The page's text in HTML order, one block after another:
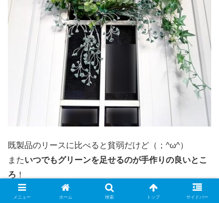
既製品のリースに比べると貧弱だけど（；^ω^）
またいつでもグリーンを足せるのが手作りの良いとこ
ろ ！
メニュー ホーム 検索 トップ サイドバー